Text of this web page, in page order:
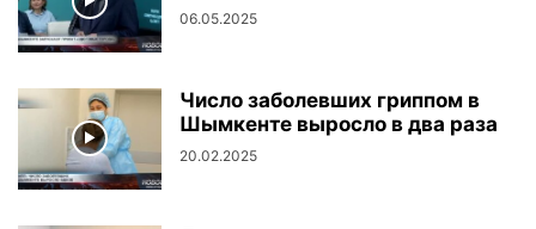
06.05.2025
Число заболевших гриппом в
Шымкенте выросло в два раза
20.02.2025